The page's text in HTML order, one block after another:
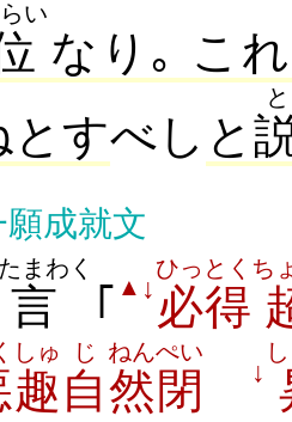
い
なり｡ こ
とすべし と
と
成就文
言
まわく
｢ ▲ ↓ 必得
ひっとく ち
趣
しゅ
自
じ
然
ねん
閉
ぺい
↓